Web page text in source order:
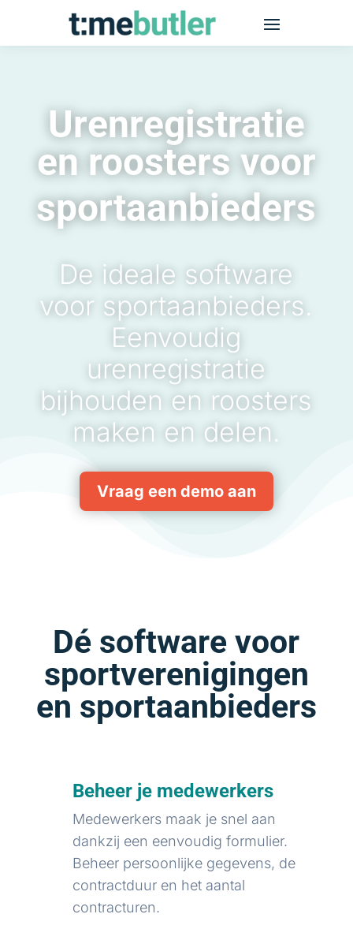
Urenregistratie
en roosters voor
sportaanbieders
De ideale software
voor sportaanbieders.
Eenvoudig
urenregistratie
bijhouden en roosters
maken en delen.
Vraag een demo aan
Dé software voor
sportverenigingen
en sportaanbieders
Beheer je medewerkers
Medewerkers maak je snel aan
dankzij een eenvoudig formulier.
Beheer persoonlijke gegevens, de
contractduur en het aantal
contracturen.